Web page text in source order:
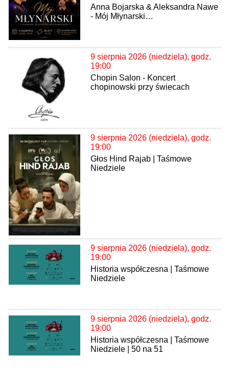
Anna Bojarska & Aleksandra Nawe
- Mój Młynarski…
9 sierpnia 2026 (niedziela), godz.
19:00
Chopin Salon - Koncert
chopinowski przy świecach
9 sierpnia 2026 (niedziela), godz.
19:00
Głos Hind Rajab | Taśmowe
Niedziele
9 sierpnia 2026 (niedziela), godz.
19:00
Historia współczesna | Taśmowe
Niedziele
9 sierpnia 2026 (niedziela), godz.
19:00
Historia współczesna | Taśmowe
Niedziele | 50 na 51